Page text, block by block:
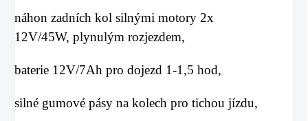
náhon zadních kol silnými motory 2x
12V/45W, plynulým rozjezdem,
baterie 12V/7Ah pro dojezd 1-1,5 hod,
silné gumové pásy na kolech pro tichou jízdu,